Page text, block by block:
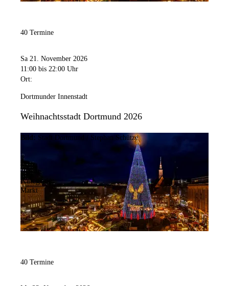
40 Termine
Sa 21. November 2026
11:00 bis 22:00 Uhr
Ort:
Dortmunder Innenstadt
Weihnachtsstadt Dortmund 2026
Bild: Stadt Dortmund / Stephan Schütze
Kategorie:
Markt
40 Termine